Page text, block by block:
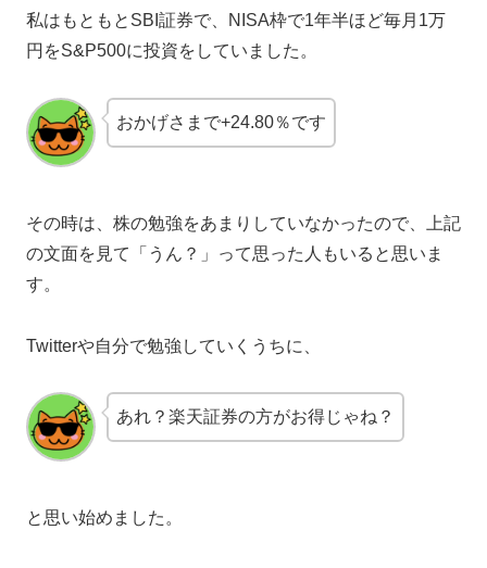
私はもともとSBI証券で、NISA枠で1年半ほど毎月1万
円をS&P500に投資をしていました。
おかげさまで+24.80％です
その時は、株の勉強をあまりしていなかったので、上記
の文面を見て「うん？」って思った人もいると思いま
す。
Twitterや自分で勉強していくうちに、
あれ？楽天証券の方がお得じゃね？
と思い始めました。